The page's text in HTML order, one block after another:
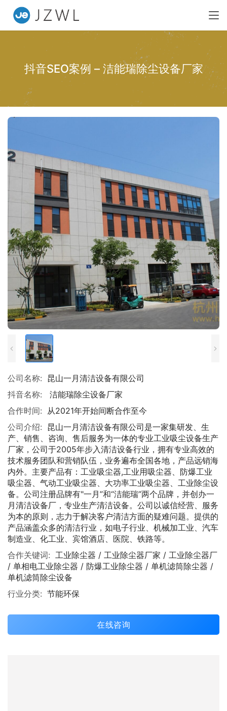
抖音SEO案例 – 洁能瑞除尘设备厂家
公司名称: 昆山一月清洁设备有限公司
抖音名称:
洁能瑞除尘设备厂家
合作时间: 从2021年开始间断合作至今
公司介绍: 昆山一月清洁设备有限公司是一家集研发、生
产、销售、咨询、售后服务为一体的专业工业吸尘设备生产
厂家，公司于2005年步入清洁设备行业，拥有专业高效的
技术服务团队和营销队伍，业务遍布全国各地，产品远销海
内外。主要产品有：工业吸尘器,工业用吸尘器、防爆工业
吸尘器、气动工业吸尘器、大功率工业吸尘器、工业除尘设
备。公司注册品牌有"一月”和“洁能瑞”两个品牌，并创办一
月清洁设备厂，专业生产清洁设备。公司以诚信经营、服务
为本的原则，志力于解决客户清洁方面的疑难问题。提供的
产品涵盖众多的清洁行业，如电子行业、机械加工业、汽车
制造业、化工业、宾馆酒店、医院、铁路等。
合作关键词: 工业除尘器 / 工业除尘器厂家 / 工业除尘器厂
/ 单相电工业除尘器 / 防爆工业除尘器 / 单机滤筒除尘器 /
单机滤筒除尘设备
行业分类: 节能环保
在线咨询